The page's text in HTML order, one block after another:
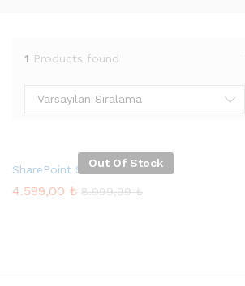
1 Products found
Varsayılan Sıralama
Out Of Stock
SharePoint Server 2019
4.599,00 ₺ 8.999,99₺